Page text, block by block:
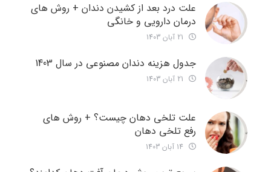
علت درد بعد از کشیدن دندان + روش های
درمان دارویی و خانگی
جدول هزینه دندان مصنوعی در سال 1403
علت تلخی دهان چیست؟ + روش های
رفع تلخی دهان